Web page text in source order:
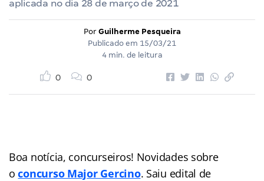
aplicada no dia 28 de março de 2021
Por Guilherme Pesqueira
Publicado em 15/03/21
4 min. de leitura
0 0
Boa notícia, concurseiros! Novidades sobre
oconcurso Major Gercino. Saiu edital de